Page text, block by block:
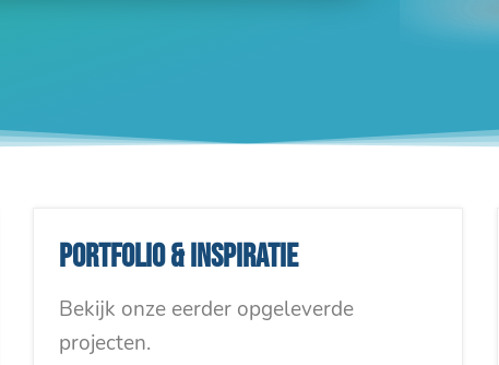
Portfolio & inspiratie
Bekijk onze eerder opgeleverde
projecten.